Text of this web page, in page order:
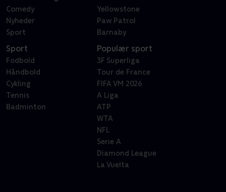
Comedy
Nyheder
Sport
Yellowstone
Paw Patrol
Barnaby
Sport
Fodbold
Håndbold
Cykling
Tennis
Badminton
Populær sport
3F Superliga
Tour de France
FIFA VM 2026
A Liga
ATP
WTA
NFL
Serie A
Diamond League
La Vuelta